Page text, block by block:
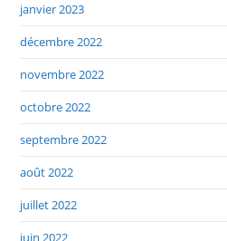
janvier 2023
décembre 2022
novembre 2022
octobre 2022
septembre 2022
août 2022
juillet 2022
juin 2022